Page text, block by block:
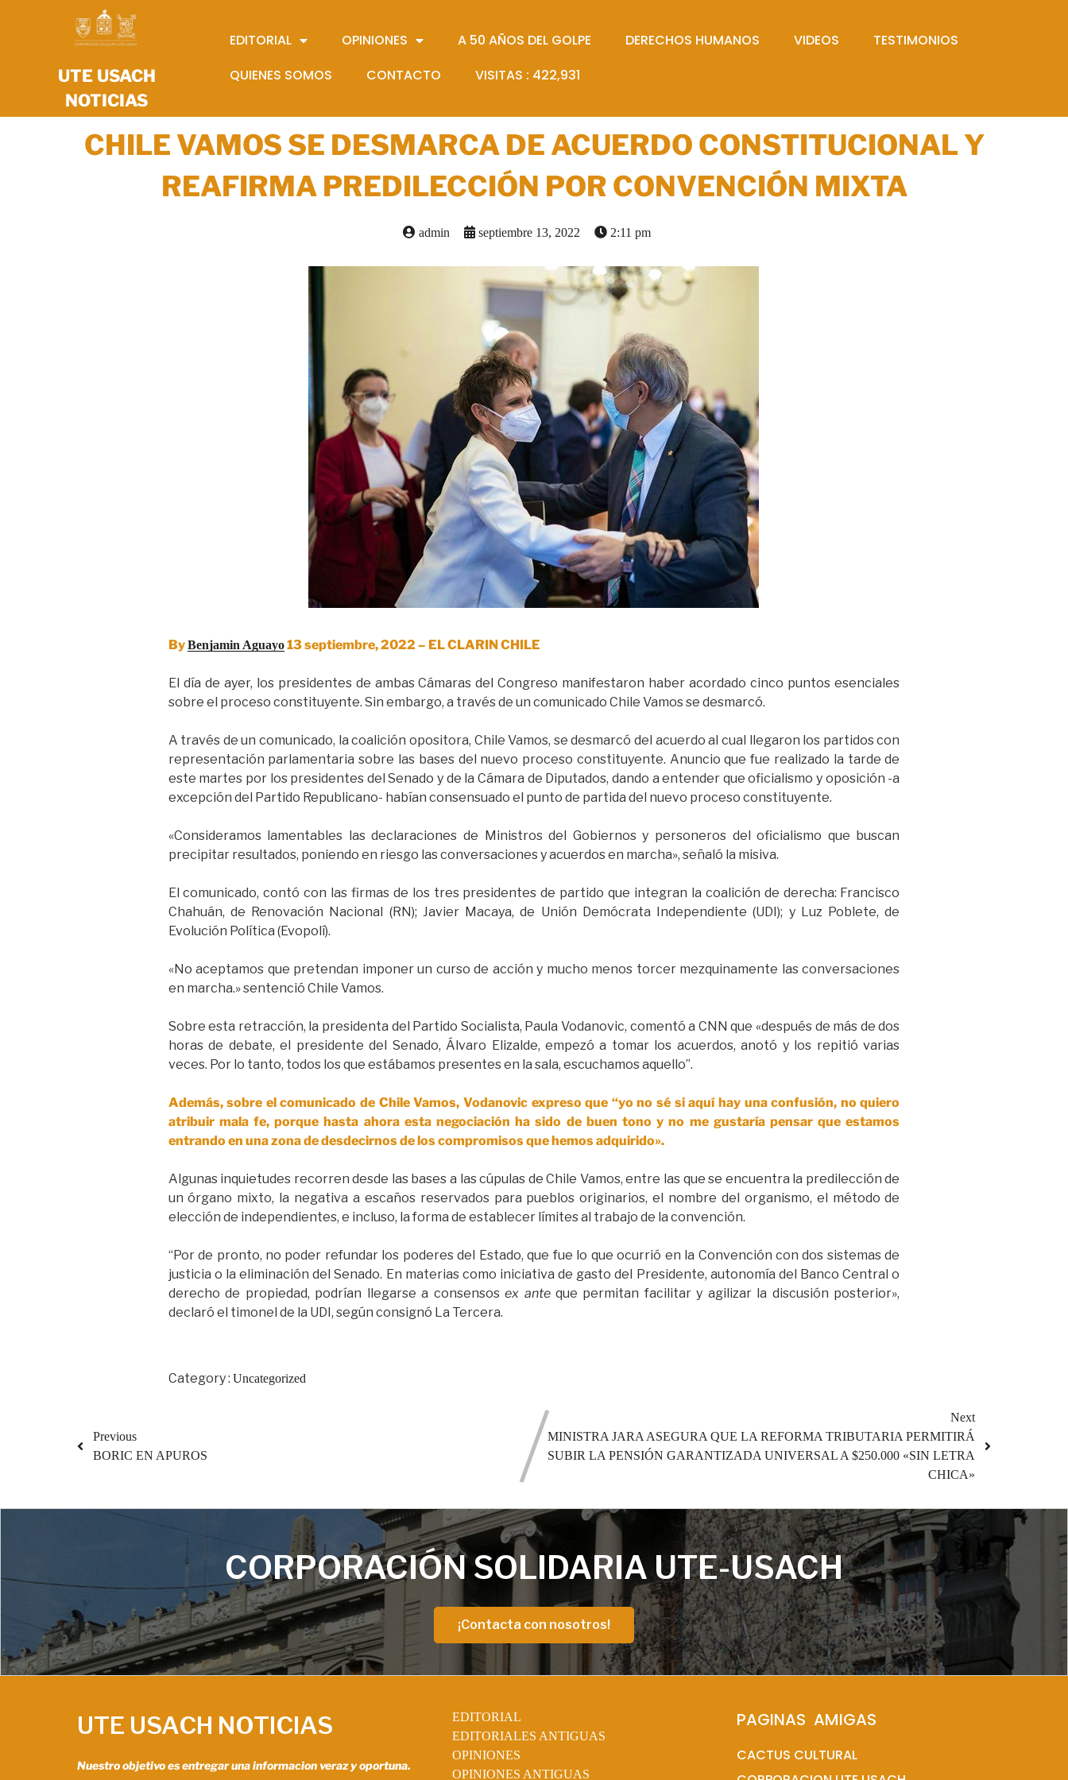
UTE USACH
NOTICIAS
EDITORIAL OPINIONES A 50 AÑOS DEL GOLPE DERECHOS HUMANOS VIDEOS
TESTIMONIOS
QUIENES SOMOS
CONTACTO VISITAS : 422,931
CHILE VAMOS SE DESMARCA DE ACUERDO CONSTITUCIONAL Y
REAFIRMA PREDILECCIÓN POR CONVENCIÓN MIXTA
admin septiembre 13, 2022 2:11 pm
ByBenjamin Aguayo13 septiembre, 2022 – EL CLARIN CHILE
El día de ayer, los presidentes de ambas Cámaras del Congreso manifestaron haber acordado cinco puntos esenciales
sobre el proceso constituyente. Sin embargo, a través de un comunicado Chile Vamos se desmarcó.
A través de un comunicado, la coalición opositora, Chile Vamos, se desmarcó del acuerdo al cual llegaron los partidos con
representación parlamentaria sobre las bases del nuevo proceso constituyente. Anuncio que fue realizado la tarde de
este martes por los presidentes del Senado y de la Cámara de Diputados, dando a entender que oficialismo y oposición -a
excepción del Partido Republicano- habían consensuado el punto de partida del nuevo proceso constituyente.
«Consideramos lamentables las declaraciones de Ministros del Gobiernos y personeros del oficialismo que buscan
precipitar resultados, poniendo en riesgo las conversaciones y acuerdos en marcha», señaló la misiva.
El comunicado, contó con las firmas de los tres presidentes de partido que integran la coalición de derecha: Francisco
Chahuán, de Renovación Nacional (RN); Javier Macaya, de Unión Demócrata Independiente (UDI); y Luz Poblete, de
Evolución Política (Evopolí).
«No aceptamos que pretendan imponer un curso de acción y mucho menos torcer mezquinamente las conversaciones
en marcha.» sentenció Chile Vamos.
Sobre esta retracción, la presidenta del Partido Socialista, Paula Vodanovic, comentó a CNN que «después de más de dos
horas de debate, el presidente del Senado, Álvaro Elizalde, empezó a tomar los acuerdos, anotó y los repitió varias
veces. Por lo tanto, todos los que estábamos presentes en la sala, escuchamos aquello”.
Además, sobre el comunicado de Chile Vamos, Vodanovic expreso que “yo no sé si aquí hay una confusión, no quiero
atribuir mala fe, porque hasta ahora esta negociación ha sido de buen tono y no me gustaría pensar que estamos
entrando en una zona de desdecirnos de los compromisos que hemos adquirido».
Algunas inquietudes recorren desde las bases a las cúpulas de Chile Vamos, entre las que se encuentra la predilección de
un órgano mixto, la negativa a escaños reservados para pueblos originarios, el nombre del organismo, el método de
elección de independientes, e incluso, la forma de establecer límites al trabajo de la convención.
“Por de pronto, no poder refundar los poderes del Estado, que fue lo que ocurrió en la Convención con dos sistemas de
justicia o la eliminación del Senado. En materias como iniciativa de gasto del Presidente, autonomía del Banco Central o
derecho de propiedad, podrían llegarse a consensosex anteque permitan facilitar y agilizar la discusión posterior»,
declaró el timonel de la UDI, según consignó La Tercera.
Category : Uncategorized
Previous
BORIC EN APUROS
Next
MINISTRA JARA ASEGURA QUE LA REFORMA TRIBUTARIA PERMITIRÁ
SUBIR LA PENSIÓN GARANTIZADA UNIVERSAL A $250.000 «SIN LETRA
CHICA»
CORPORACIÓN SOLIDARIA UTE-USACH
¡Contacta con nosotros!
UTE USACH NOTICIAS
Nuestro objetivo es entregar una informacion veraz y oportuna.
EDITORIAL
EDITORIALES ANTIGUAS
OPINIONES
OPINIONES ANTIGUAS
PAGINAS  AMIGAS
CACTUS CULTURAL